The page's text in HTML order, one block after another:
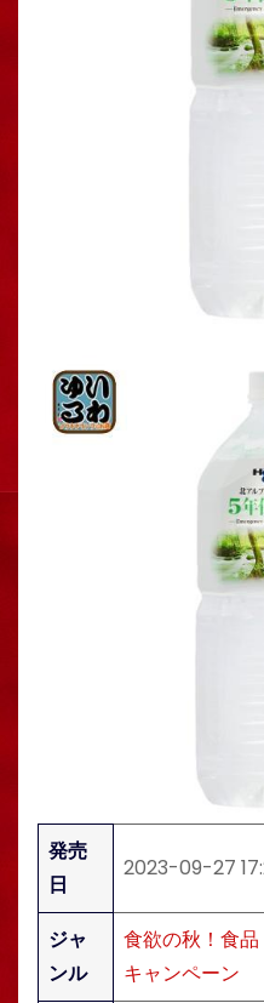
発売
日
2023-09-27
ジャ
ンル
食欲の秋！食
キャンペーン